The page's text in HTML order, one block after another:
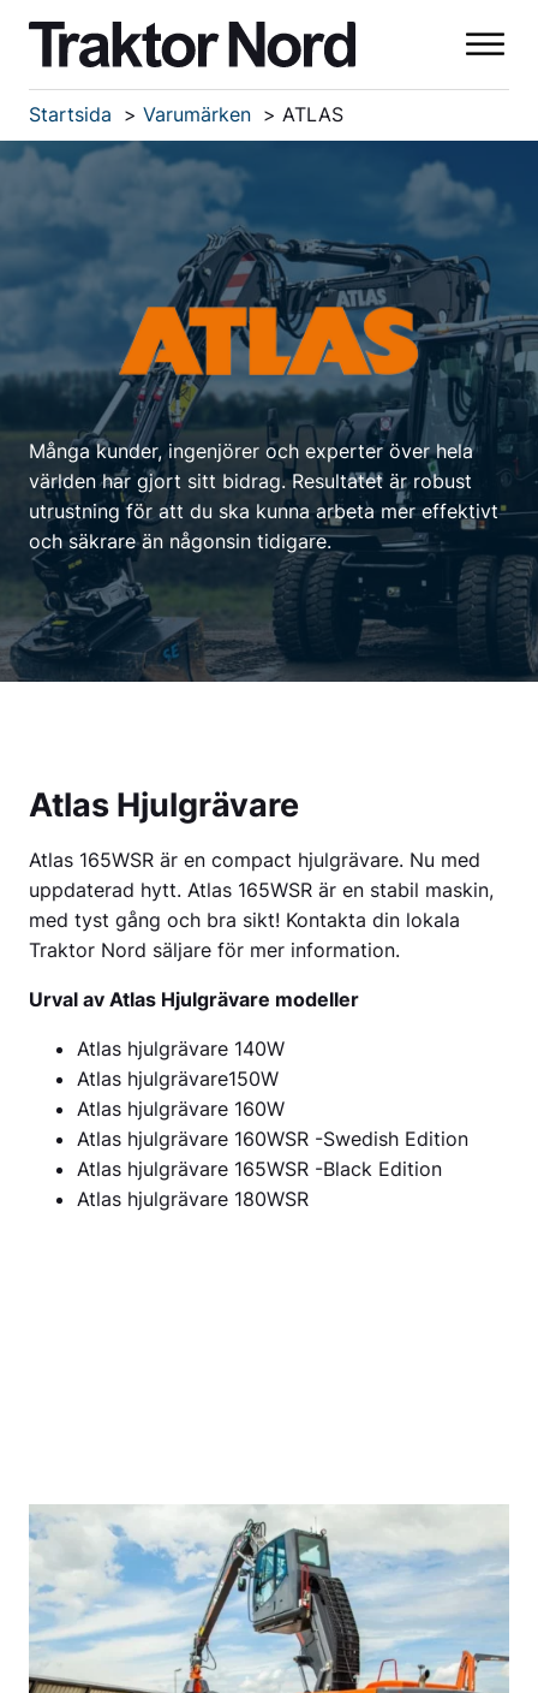
Startsida Varumärken ATLAS
Många kunder, ingenjörer och experter över hela
världen har gjort sitt bidrag. Resultatet är robust
utrustning för att du ska kunna arbeta mer effektivt
och säkrare än någonsin tidigare.
Atlas Hjulgrävare
Atlas 165WSR är en compact hjulgrävare. Nu med
uppdaterad hytt. Atlas 165WSR är en stabil maskin,
med tyst gång och bra sikt! Kontakta din lokala
Traktor Nord säljare för mer information.
Urval av Atlas Hjulgrävare modeller
Atlas hjulgrävare 140W
Atlas hjulgrävare150W
Atlas hjulgrävare 160W
Atlas hjulgrävare 160WSR -Swedish Edition
Atlas hjulgrävare 165WSR -Black Edition
Atlas hjulgrävare 180WSR